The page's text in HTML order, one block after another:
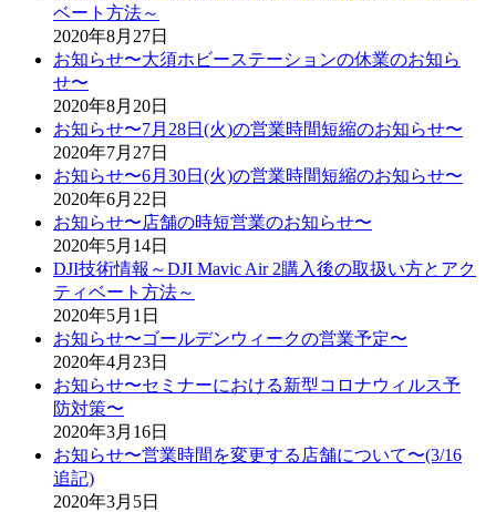
ベート方法～
2020年8月27日
お知らせ〜大須ホビーステーションの休業のお知ら
せ〜
2020年8月20日
お知らせ〜7月28日(火)の営業時間短縮のお知らせ〜
2020年7月27日
お知らせ〜6月30日(火)の営業時間短縮のお知らせ〜
2020年6月22日
お知らせ〜店舗の時短営業のお知らせ〜
2020年5月14日
DJI技術情報～DJI Mavic Air 2購入後の取扱い方とアク
ティベート方法～
2020年5月1日
お知らせ〜ゴールデンウィークの営業予定〜
2020年4月23日
お知らせ〜セミナーにおける新型コロナウィルス予
防対策〜
2020年3月16日
お知らせ〜営業時間を変更する店舗について〜(3/16
追記)
2020年3月5日